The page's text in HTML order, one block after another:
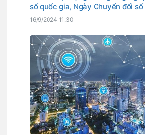
số quốc gia, Ngày Chuyển đổi số
Thuận
16/9/2024 11:30